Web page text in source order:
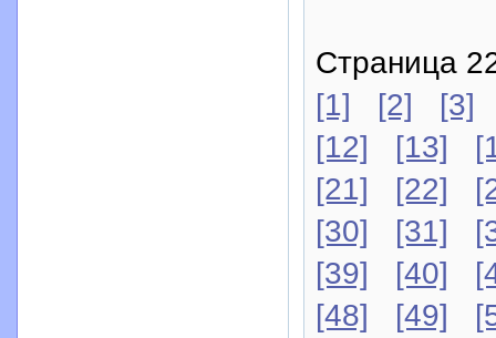
Страница
[1]
[2]
[3]
[12]
[13]
[21]
[22]
[30]
[31]
[39]
[40]
[48]
[49]